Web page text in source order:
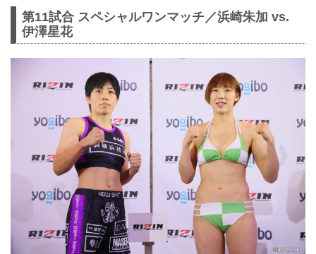
第11試合 スペシャルワンマッチ／浜崎朱加 vs.
伊澤星花